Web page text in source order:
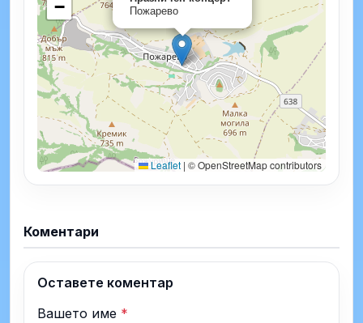
Пожарево
−
Leaflet | © OpenStreetMap contributors
Коментари
Оставете коментар
Вашето име *